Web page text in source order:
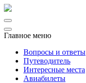
Главное меню
Вопросы и ответы
Путеводитель
Интересные места
Авиабилеты